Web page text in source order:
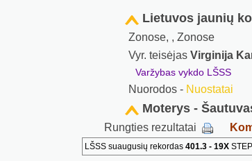
Lietuvos jaunių
Zonose, , Zonose
Vyr. teisėjas Virginija
Varžybas vykdo LŠSS
Nuorodos - Nuostatai
Moterys -
Rungties rezultatai
LŠSS suaugusių rekordas 401.3 - 19X